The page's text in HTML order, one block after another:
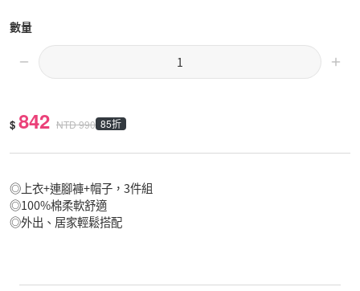
數量
$ 842 NTD990 85折
◎上衣+連腳褲+帽子，3件組
◎100%棉柔軟舒適
◎外出、居家輕鬆搭配